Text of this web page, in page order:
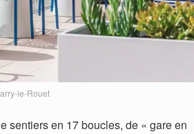
le-Rouet
sentiers en 17 boucles, de « gare en